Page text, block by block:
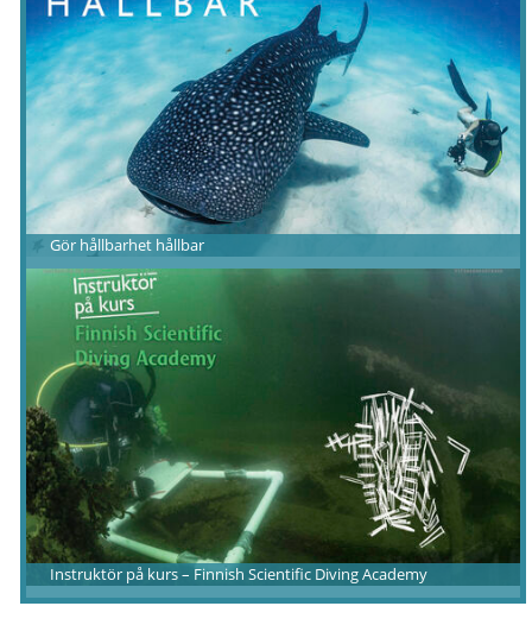
Gör hållbarhet hållbar
Instruktör på kurs – Finnish Scientific Diving Academy